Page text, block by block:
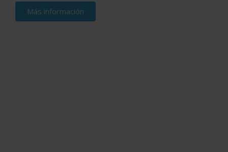
Más información